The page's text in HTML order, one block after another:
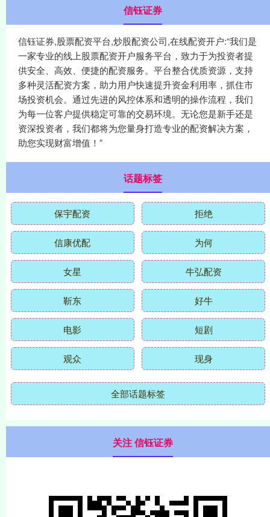
信钰证券
信钰证券,股票配资平台,炒股配资公司,在线配资开户:“我们是
一家专业的线上股票配资开户服务平台，致力于为投资者提
供安全、高效、便捷的配资服务。平台整合优质资源，支持
多种灵活配资方案，助力用户快速提升资金利用率，抓住市
场投资机会。通过先进的风控体系和透明的操作流程，我们
为每一位客户提供稳定可靠的交易环境。无论您是新手还是
资深投资者，我们都将为您量身打造专业的配资解决方案，
助您实现财富增值！”
话题标签
保宇配资 拒绝
信康优配 为何
女星 牛弘配资
靳东 好牛
电影 短剧
观众 现身
全部话题标签
关注 信钰证券